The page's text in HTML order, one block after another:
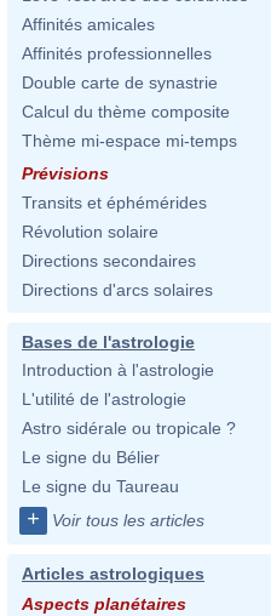
Affinités amicales
Affinités professionnelles
Double carte de synastrie
Calcul du thème composite
Thème mi-espace mi-temps
Prévisions
Transits et éphémérides
Révolution solaire
Directions secondaires
Directions d'arcs solaires
Bases de l'astrologie
Introduction à l'astrologie
L'utilité de l'astrologie
Astro sidérale ou tropicale ?
Le signe du Bélier
Le signe du Taureau
+ Voir tous les articles
Articles astrologiques
Aspects planétaires